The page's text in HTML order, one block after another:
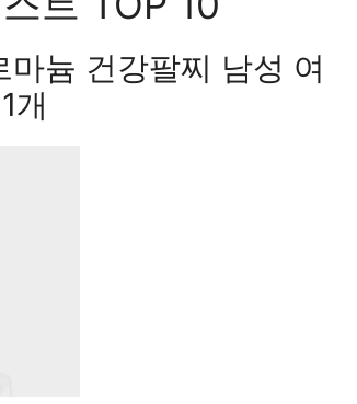
늄 건강팔찌 남성 여
개